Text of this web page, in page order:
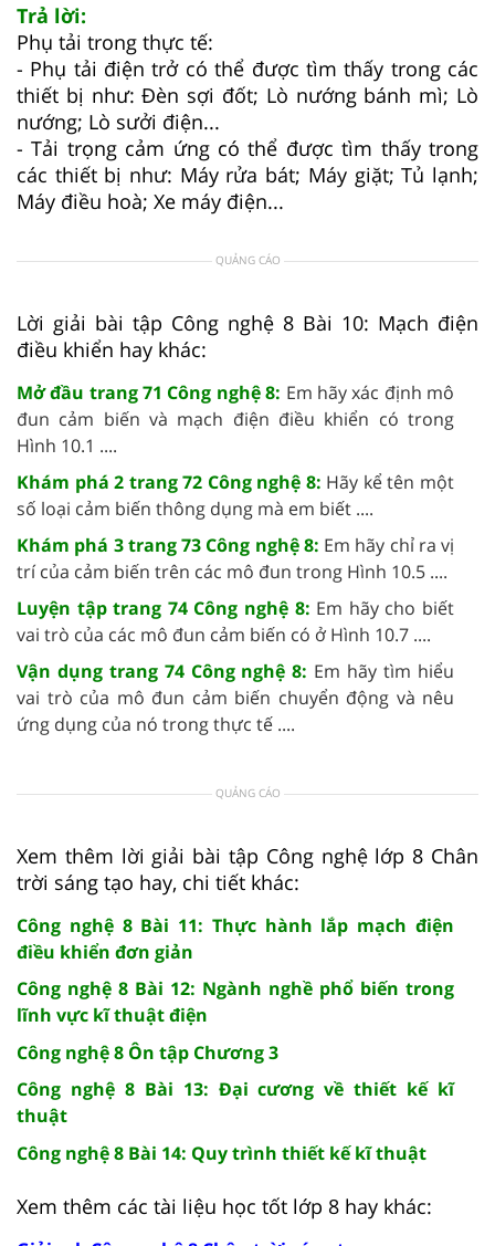
Trả lời:
Phụ tải trong thực tế:
- Phụ tải điện trở có thể được tìm thấy trong các
thiết bị như: Đèn sợi đốt; Lò nướng bánh mì; Lò
nướng; Lò sưởi điện...
- Tải trọng cảm ứng có thể được tìm thấy trong
các thiết bị như: Máy rửa bát; Máy giặt; Tủ lạnh;
Máy điều hoà; Xe máy điện...
QUẢNG CÁO
Lời giải bài tập Công nghệ 8 Bài 10: Mạch điện
điều khiển hay khác:
Mở đầu trang 71 Công nghệ 8: Em hãy xác định mô
đun cảm biến và mạch điện điều khiển có trong
Hình 10.1 ....
Khám phá 2 trang 72 Công nghệ 8: Hãy kể tên một
số loại cảm biến thông dụng mà em biết ....
Khám phá 3 trang 73 Công nghệ 8: Em hãy chỉ ra vị
trí của cảm biến trên các mô đun trong Hình 10.5 ....
Luyện tập trang 74 Công nghệ 8: Em hãy cho biết
vai trò của các mô đun cảm biến có ở Hình 10.7 ....
Vận dụng trang 74 Công nghệ 8: Em hãy tìm hiểu
vai trò của mô đun cảm biến chuyển động và nêu
ứng dụng của nó trong thực tế ....
QUẢNG CÁO
Xem thêm lời giải bài tập Công nghệ lớp 8 Chân
trời sáng tạo hay, chi tiết khác:
Công nghệ 8 Bài 11: Thực hành lắp mạch điện
điều khiển đơn giản
Công nghệ 8 Bài 12: Ngành nghề phổ biến trong
lĩnh vực kĩ thuật điện
Công nghệ 8 Ôn tập Chương 3
Công nghệ 8 Bài 13: Đại cương về thiết kế kĩ
thuật
Công nghệ 8 Bài 14: Quy trình thiết kế kĩ thuật
Xem thêm các tài liệu học tốt lớp 8 hay khác: